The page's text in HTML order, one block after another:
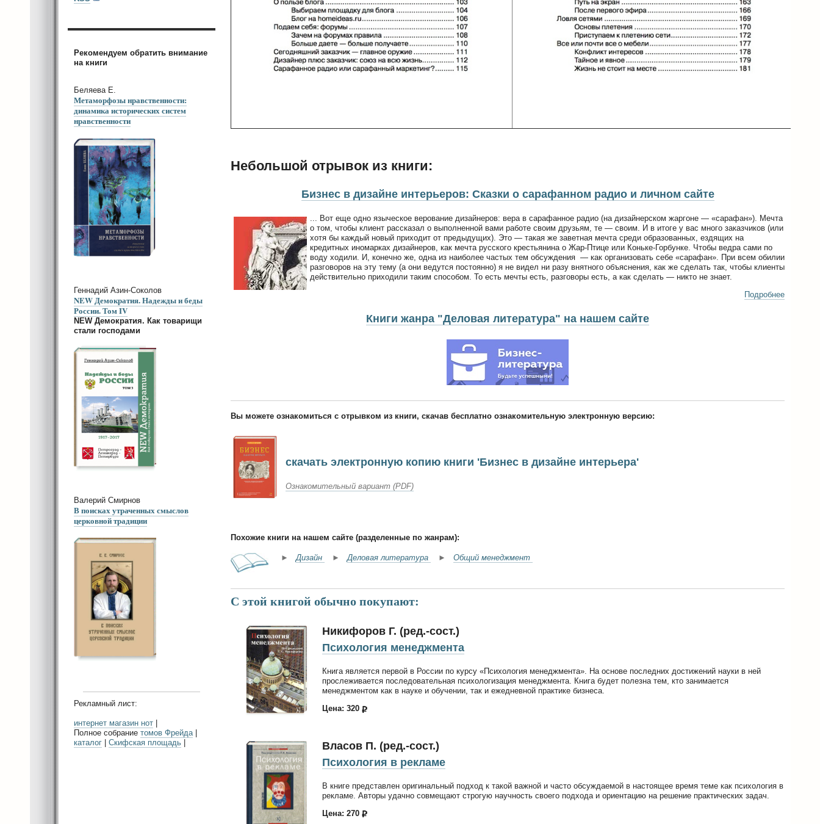
Небольшой отрывок из книги:
Бизнес в дизайне интерьеров: Сказки о сарафанном радио и личном сайте
... Вот еще одно языческое верование дизайнеров: вера в сарафанное радио (на дизайнерском жаргоне — «сарафан»). Мечта
о том, чтобы клиент рассказал о выполненной вами работе своим друзьям, те — своим. И в итоге у вас много заказчиков (или
хотя бы каждый новый приходит от предыдущих). Это — такая же заветная мечта среди образованных, ездящих на
кредитных иномарках дизайнеров, как мечта русского крестьянина о Жар-Птице или Коньке-Горбунке. Чтобы ведра сами по
воду ходили. И, конечно же, одна из наиболее частых тем обсуждения — как организовать себе «сарафан». При всем обилии
разговоров на эту тему (а они ведутся постоянно) я не видел ни разу внятного объяснения, как же сделать так, чтобы клиенты
действительно приходили таким способом. То есть мечты есть, разговоры есть, а как сделать — никто не знает.
Подробнее
Книги жанра "Деловая литература" на нашем сайте
Вы можете ознакомиться с отрывком из книги, скачав бесплатно ознакомительную электронную версию:
скачать электронную копию книги 'Бизнес в дизайне интерьера'
Ознакомительный вариант (PDF)
Похожие книги на нашем сайте (разделенные по жанрам):
►Дизайн ►Деловая литература ► Общий менеджмент
С этой книгой обычно покупают:
Никифоров Г. (ред.-сост.)
Психология менеджмента
Книга является первой в России по курсу «Психология менеджмента». На основе последних достижений науки в ней
прослеживается последовательная психологизация менеджмента. Книга будет полезна тем, кто занимается
менеджментом как в науке и обучении, так и ежедневной практике бизнеса.
Цена: 320
Власов П. (ред.-сост.)
Психология в рекламе
В книге представлен оригинальный подход к такой важной и часто обсуждаемой в настоящее время теме как психология в
рекламе. Авторы удачно совмещают строгую научность своего подхода и ориентацию на решение практических задач.
Цена: 270
Рекомендуем обратить внимание
на книги
Беляева Е.
Метаморфозы нравственности:
динамика исторических систем
нравственности
Геннадий Азин-Соколов
NEW Демократия. Надежды и беды
России. Том IV
NEW Демократия. Как товарищи
стали господами
Валерий Смирнов
В поисках утраченных смыслов
церковной традиции
Рекламный лист:
интернет магазин нот
Полное собрание томов Фрейда|
каталог
Скифская площадь